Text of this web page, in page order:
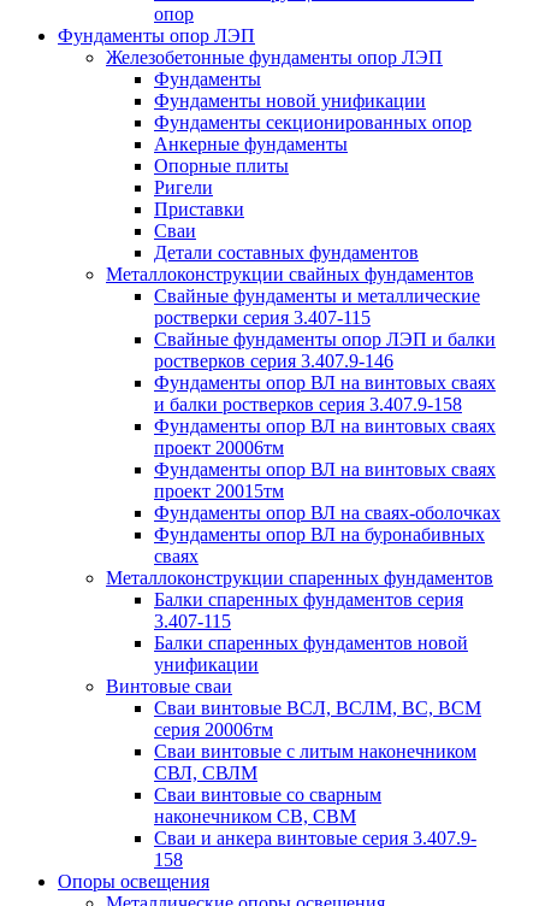
опор
Фундаменты опор ЛЭП
Железобетонные фундаменты опор ЛЭП
Фундаменты
Фундаменты новой унификации
Фундаменты секционированных опор
Анкерные фундаменты
Опорные плиты
Ригели
Приставки
Сваи
Детали составных фундаментов
Металлоконструкции свайных фундаментов
Свайные фундаменты и металлические
ростверки серия 3.407-115
Свайные фундаменты опор ЛЭП и балки
ростверков серия 3.407.9-146
Фундаменты опор ВЛ на винтовых сваях
и балки ростверков серия 3.407.9-158
Фундаменты опор ВЛ на винтовых сваях
проект 20006тм
Фундаменты опор ВЛ на винтовых сваях
проект 20015тм
Фундаменты опор ВЛ на сваях-оболочках
Фундаменты опор ВЛ на буронабивных
сваях
Металлоконструкции спаренных фундаментов
Балки спаренных фундаментов серия
3.407-115
Балки спаренных фундаментов новой
унификации
Винтовые сваи
Сваи винтовые ВСЛ, ВСЛМ, ВС, ВСМ
серия 20006тм
Сваи винтовые с литым наконечником
СВЛ, СВЛМ
Сваи винтовые со сварным
наконечником СВ, СВМ
Сваи и анкера винтовые серия 3.407.9-
158
Опоры освещения